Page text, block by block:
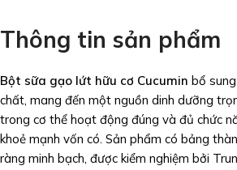
Thông tin sản phẩm
Bột sữa gạo lứt hữu cơ Cucumin bổ
chất, mang đến một nguồn dinh dưỡng
trong cơ thể hoạt động đúng và đủ chức
khoẻ mạnh vốn có. Sản phẩm có bảng
ràng minh bạch, được kiểm nghiệm bởi